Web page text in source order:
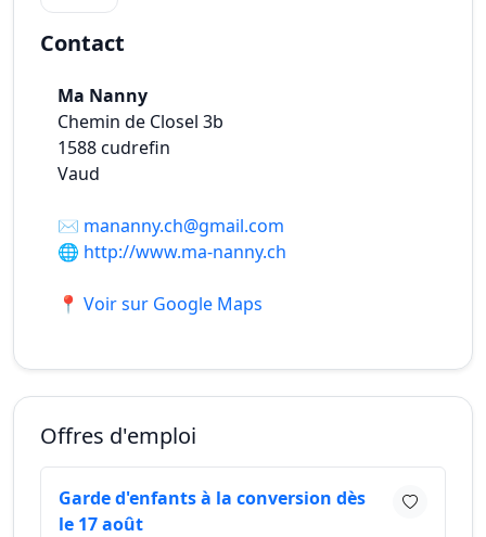
Contact
Ma Nanny
Chemin de Closel 3b
1588cudrefin
Vaud
✉️ mananny.ch@gmail.com
🌐 http://www.ma-nanny.ch
📍 Voir sur Google Maps
Offres d'emploi
Garde d'enfants à la conversion dès
le 17 août